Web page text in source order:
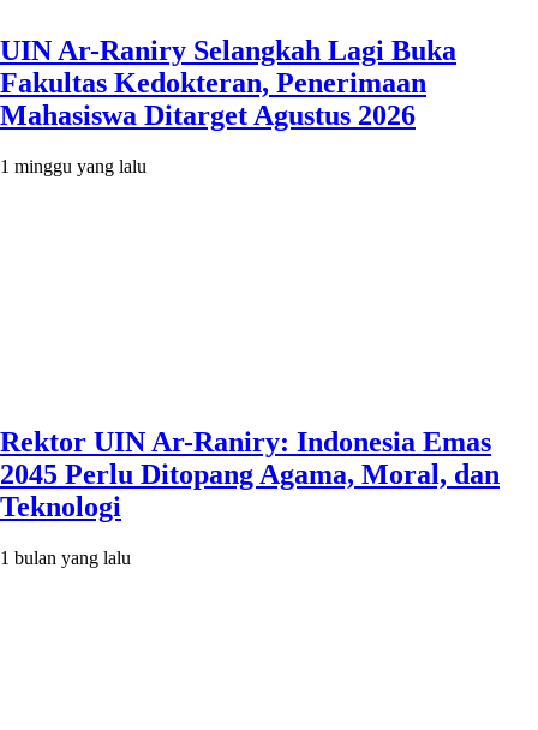
UIN Ar-Raniry Selangkah Lagi Buka
Fakultas Kedokteran, Penerimaan
Mahasiswa Ditarget Agustus 2026
1 minggu yang lalu
Rektor UIN Ar-Raniry: Indonesia Emas
2045 Perlu Ditopang Agama, Moral, dan
Teknologi
1 bulan yang lalu